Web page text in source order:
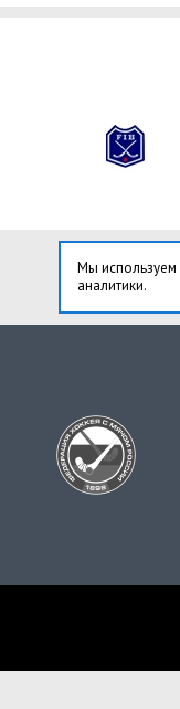
Мы используем
аналитики.